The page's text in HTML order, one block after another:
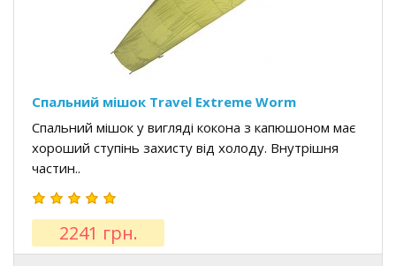
Спальний мішок Travel Extreme Worm
Спальний мішок у вигляді кокона з капюшоном має
хороший ступінь захисту від холоду. Внутрішня
частин..
2241 грн.